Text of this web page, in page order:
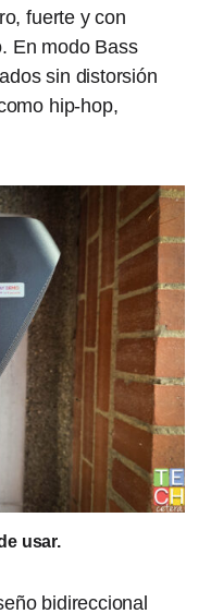
fuerte y con
En modo Bass
sin distorsión
hip-hop,
usar.
bidireccional